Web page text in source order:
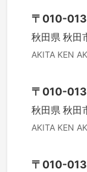
〒 010-
秋田県 秋田
AKITA KEN
〒 010-
秋田県 秋田
AKITA KEN
〒 010-